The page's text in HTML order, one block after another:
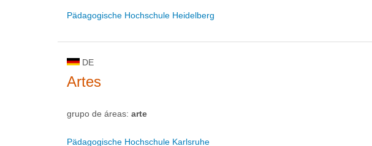
Pädagogische Hochschule Heidelberg
DE
Artes
grupo de áreas: arte
Pädagogische Hochschule Karlsruhe